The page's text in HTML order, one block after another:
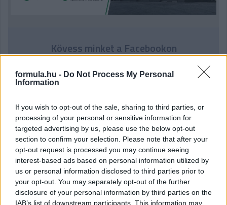
formula.hu - Do Not Process My Personal
Information
If you wish to opt-out of the sale, sharing to third parties, or
processing of your personal or sensitive information for
targeted advertising by us, please use the below opt-out
section to confirm your selection. Please note that after your
opt-out request is processed you may continue seeing
interest-based ads based on personal information utilized by
us or personal information disclosed to third parties prior to
your opt-out. You may separately opt-out of the further
disclosure of your personal information by third parties on the
IAB’s list of downstream participants. This information may
Kövess minket a Facebookon
Parc Fermé
2 órája
Óriási bevétel-visszaesést könyvelhetett el az F1 a
második negyedévben